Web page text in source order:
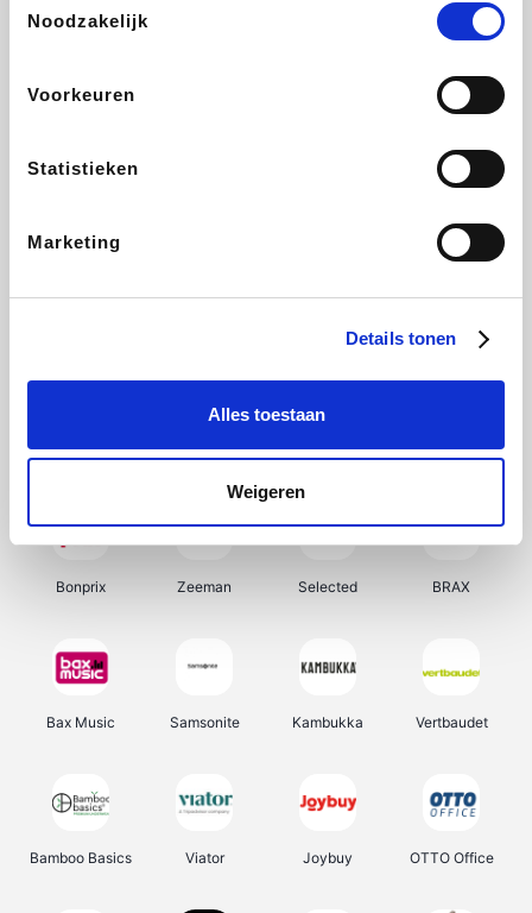
Noodzakelijk
Voorkeuren
Statistieken
Marketing
Details tonen
Alles toestaan
Weigeren
DeubaXXL
Ekoi About You
My Jewellery Tennis Point Samsung Delonghi
Bonprix Zeeman Selected BRAX
Bax Music Samsonite Kambukka Vertbaudet
Bamboo Basics Viator Joybuy OTTO Office